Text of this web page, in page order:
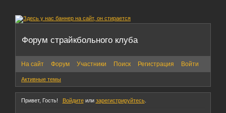
Форум страйкбольного клуба
На сайт Форум Участники Поиск Регистрация Войти
Активные темы
Привет, Гость! Войдитеили зарегистрируйтесь.